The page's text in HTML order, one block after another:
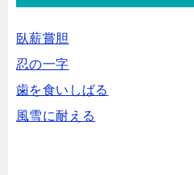
臥薪嘗胆
忍の一字
歯を食いしばる
風雪に耐える